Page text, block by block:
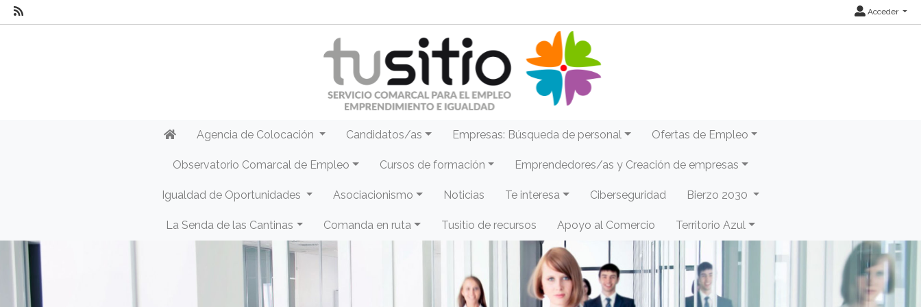
Acceder
Agencia de Colocación Candidatos/as Empresas: Búsqueda de personal Ofertas de Empleo
Observatorio Comarcal de Empleo Cursos de formación Emprendedores/as y Creación de empresas
Igualdad de Oportunidades Asociacionismo Noticias Te interesa Ciberseguridad Bierzo 2030
La Senda de las Cantinas Comanda en ruta Tusitio de recursos Apoyo al Comercio Territorio Azul